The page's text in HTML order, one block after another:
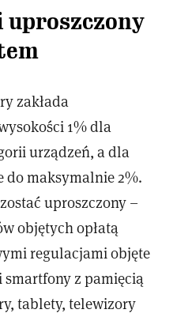
uproszczony
zakłada
1% dla
urządzeń, a dla
do maksymalnie 2%.
uproszczony –
objętych opłatą
regulacjami objęte
z pamięcią
tablety, telewizory